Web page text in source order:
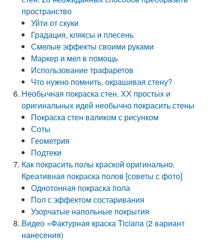
пространство
Уйти от скуки
Градация, кляксы и плесень
Смелые эффекты своими руками
Маркер и мел в помощь
Использование трафаретов
Что нужно помнить, окрашивая стену?
Необычная покраска стен. ХХ простых и
оригинальных идей необычно покрасить стены
Покраска стен валиком с рисунком
Соты
Геометрия
Подтеки
Как покрасить полы краской оригинально.
Креативная покраска полов [советы с фото]
Однотонная покраска пола
Пол с эффектом состаривания
Узорчатые напольные покрытия
Видео =Фактурная краска Ticiana (2 вариант
нанесения)